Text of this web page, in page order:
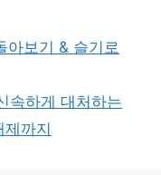
아보기 & 슬기로
속하게 대처하는
제까지